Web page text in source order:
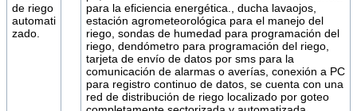
de riego
automati
zado.
para la eficiencia energética., ducha lavaojos,
estación agrometeorológica para el manejo del
riego, sondas de humedad para programación del
riego, dendómetro para programación del riego,
tarjeta de envío de datos por sms para la
comunicación de alarmas o averías, conexión a PC
para registro continuo de datos, se cuenta con una
red de distribución de riego localizado por goteo